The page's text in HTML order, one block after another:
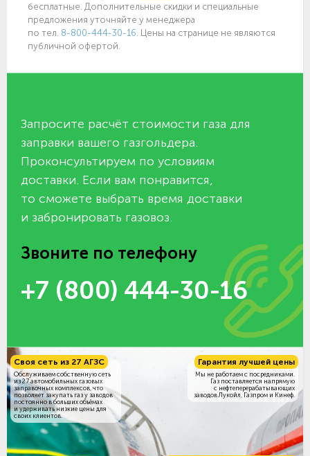
бесплатные. Дополнительные скидки и специальные
предложения уточняйте у менеджера
по тел. 8-800-444-30-16 . Цены на странице не являются
публичной офертой.
Запросите расчёт стоимости газа для
заправки вашего газгольдера.
Проконсультируем по условиям
доставки. Если вам понравится,
то сможете выбрать время доставки
и забронировать газовоз.
Звоните по телефону
+7 (800) 444-30-16
Своя сеть из 27 АГЗС
Обслуживаем собственную сеть
из 27 автомобильных газовых
заправочных комплексов, что
позволяет закупать газ у заводов
постоянно в больших объёмах
и удерживать низкие цены для
своих клиентов.
Гарантия лучшей цены
Мы не работаем с посредниками.
Газ поставляется напрямую
с нефтеперерабатывающих
заводов Лукойл, Газпром и Кинеф.